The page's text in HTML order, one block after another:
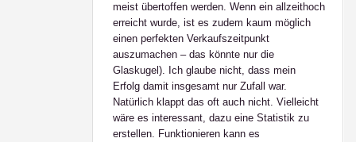
meist übertoffen werden. Wenn ein allzeithoch
erreicht wurde, ist es zudem kaum möglich
einen perfekten Verkaufszeitpunkt
auszumachen – das könnte nur die
Glaskugel). Ich glaube nicht, dass mein
Erfolg damit insgesamt nur Zufall war.
Natürlich klappt das oft auch nicht. Vielleicht
wäre es interessant, dazu eine Statistik zu
erstellen. Funktionieren kann es